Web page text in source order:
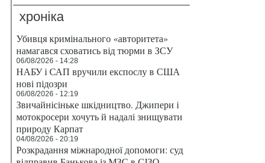
хроніка
Убивця кримінального «авторитета»
намагався сховатись від тюрми в ЗСУ
06/08/2026 - 14:28
НАБУ і САП вручили експослу в США
нові підозри
06/08/2026 - 12:19
Звичайнісіньке шкідництво. Джипери і
мотокросери хочуть й надалі знищувати
природу Карпат
04/08/2026 - 20:19
Розкрадання міжнародної допомоги: суд